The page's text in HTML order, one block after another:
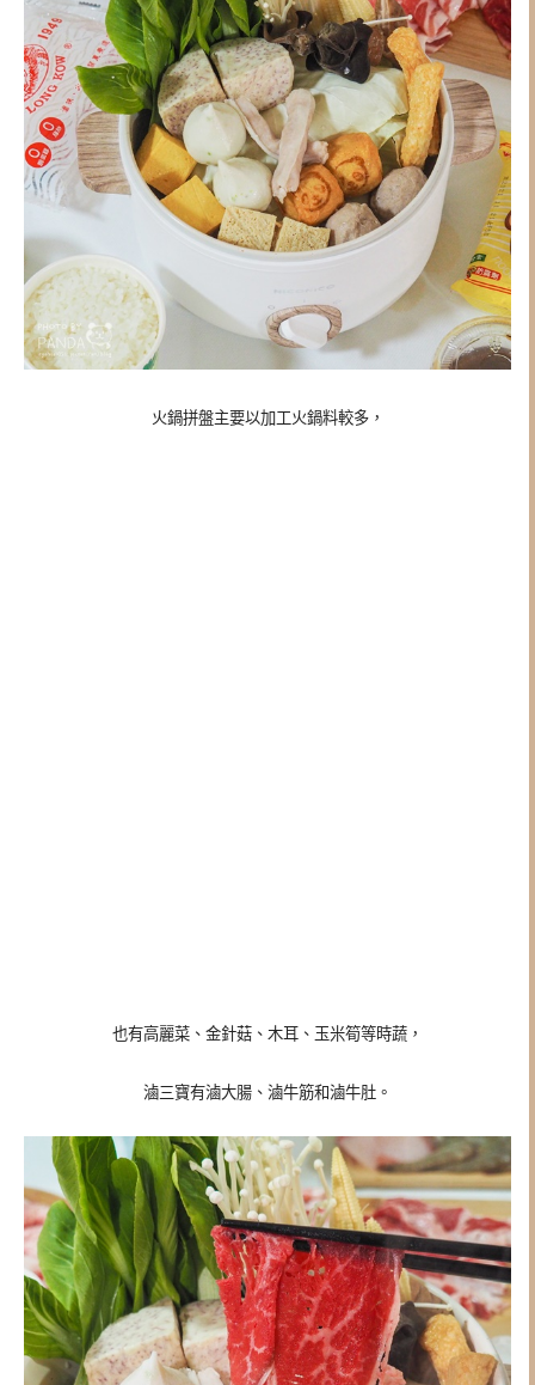
火鍋拼盤主要以加工火鍋料較多，
也有高麗菜、金針菇、木耳、玉米筍等時蔬，
滷三寶有滷大腸、滷牛筋和滷牛肚。